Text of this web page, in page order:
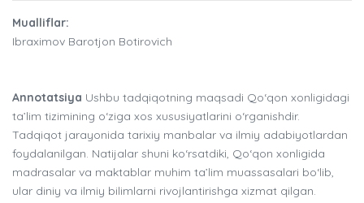
Mualliflar:
Ibraximov Barotjon Botirovich
Annotatsiya Ushbu tadqiqotning maqsadi Qo‘qon xonligidagi
ta’lim tizimining o‘ziga xos xususiyatlarini o‘rganishdir.
Tadqiqot jarayonida tarixiy manbalar va ilmiy adabiyotlardan
foydalanilgan. Natijalar shuni ko‘rsatdiki, Qo‘qon xonligida
madrasalar va maktablar muhim ta’lim muassasalari bo‘lib,
ular diniy va ilmiy bilimlarni rivojlantirishga xizmat qilgan.